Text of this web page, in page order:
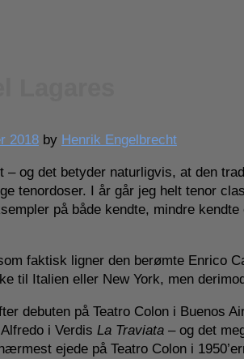
2018 by Henrik Engelbrecht
– og det betyder naturligvis, at den
tenordoser. I år går jeg helt tenor
på både kendte, mindre
faktisk ligner den berømte Enrico
til Italien eller New York, men
debuten på Teatro Colon i Buenos
i Verdis La Traviata – og det
ejede på Teatro Colon i